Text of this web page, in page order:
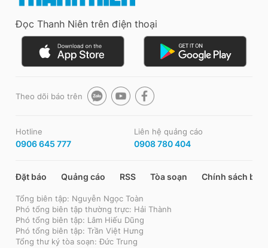
Đọc Thanh Niên trên điện thoại
Theo dõi báo trên
Hotline
0906 645 777
Liên hệ quảng cáo
0908 780 404
Đặt báo Quảng cáo RSS Tòa soạn Chính sách bảo
Tổng biên tập: Nguyễn Ngọc Toàn
Phó tổng biên tập thường trực: Hải Thành
Phó tổng biên tập: Lâm Hiếu Dũng
Phó tổng biên tập: Trần Việt Hưng
Tổng thư ký tòa soạn: Đức Trung